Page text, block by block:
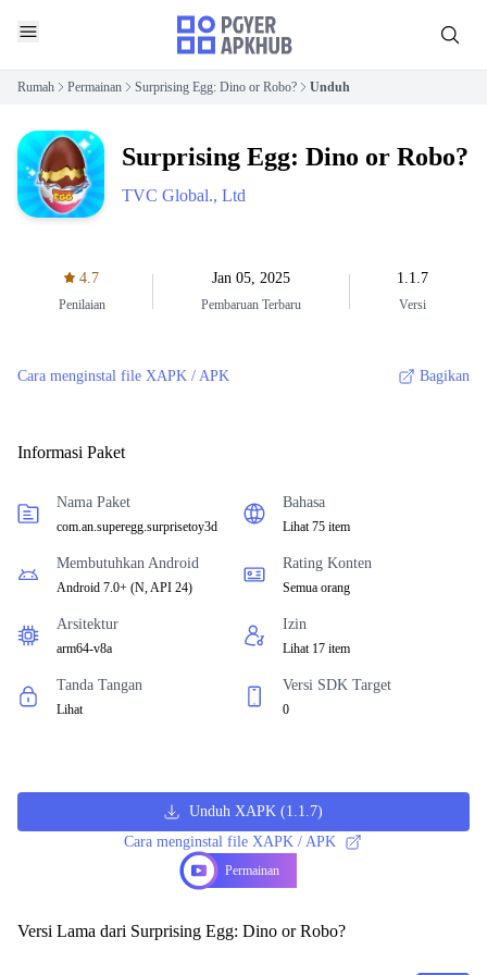
Rumah Permainan Surprising Egg: Dino or Robo? Unduh
Surprising Egg: Dino or Robo?
TVC Global., Ltd
4.7
Penilaian
Jan 05, 2025
Pembaruan Terbaru
1.1.7
Versi
Cara menginstal file XAPK / APK Bagikan
Informasi Paket
Nama Paket
com.an.superegg.surprisetoy3d
Bahasa
Lihat 75 item
Membutuhkan Android
Android 7.0+ (N, API 24)
Rating Konten
Semua orang
Arsitektur
arm64-v8a
Izin
Lihat 17 item
Tanda Tangan
Lihat
Versi SDK Target
0
Unduh XAPK (1.1.7)
Cara menginstal file XAPK / APK
Permainan
Versi Lama dari Surprising Egg: Dino or Robo?